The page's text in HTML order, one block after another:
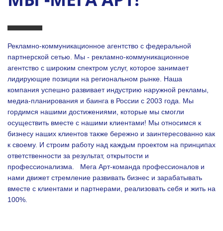
Рекламно-коммуникационное агентство с федеральной
партнерской сетью. Мы - рекламно-коммуникационное
агентство с широким спектром услуг, которое занимает
лидирующие позиции на региональном рынке. Наша
компания успешно развивает индустрию наружной рекламы,
медиа-планирования и баинга в России с 2003 года. Мы
гордимся нашими достижениями, которые мы смогли
осуществить вместе с нашими клиентами! Мы относимся к
бизнесу наших клиентов также бережно и заинтересованно как
к своему. И строим работу над каждым проектом на принципах
ответственности за результат, открытости и
профессионализма. Мега Арт-команда профессионалов и
нами движет стремление развивать бизнес и зарабатывать
вместе с клиентами и партнерами, реализовать себя и жить на
100%.